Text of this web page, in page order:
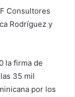
Consultores
Rodríguez y
la firma de
35 mil
por los